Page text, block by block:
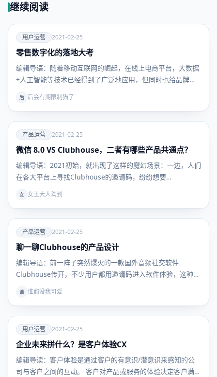
继续阅读
爱
用户运
营
用户运营 2021-02-25
零售数字化的落地大考
编辑导语：随着移动互联网的崛起，在线上电商平台，大数据
+人工智能等技术已经得到了广泛地应用，但同时也给品牌商
后 后会有期限制猫了
爱
产品运
营
产品运营 2021-02-25
微信 8.0 VS Clubhouse，二者有哪些产品共通点？
编辑导语：2021初始，就出现了这样的魔幻场景：一边，人们
在各大平台上寻找Clubhouse的邀请码，纷纷想要…
女 女王大人驾到
爱
产品运
产品运营 2021-02-25
聊一聊Clubhouse的产品设计
编辑导语：前一阵子突然爆火的一款国外音频社交软件
Clubhouse传开，不少用户都用邀请码进入软件体验，这种
谁 谁都没我可爱
爱
用户运
用户运营 2021-02-25
企业未来拼什么？是客户体验CX
编辑导读：客户体验是通过客户的有意识/潜意识来感知的公
司与客户之间的互动。 客户对产品或服务的体验决定客户满